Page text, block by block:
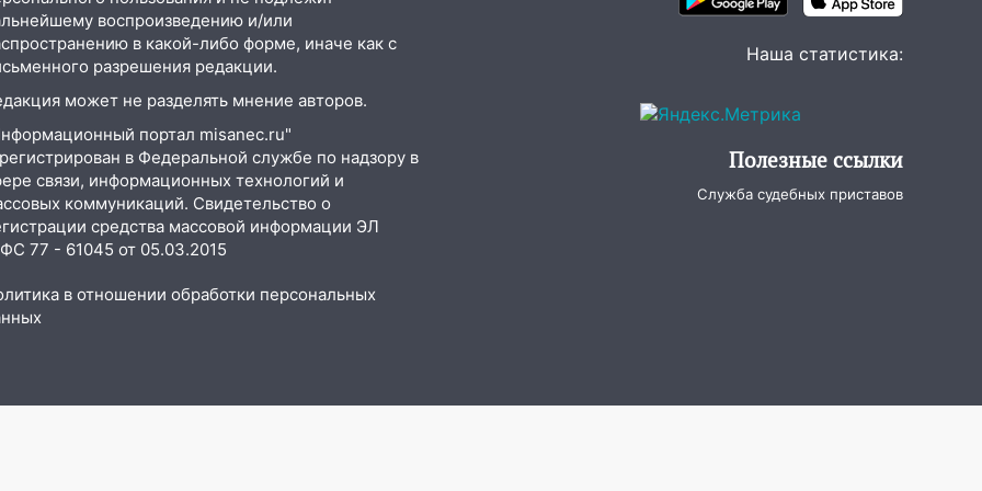
воспроизведению и/или
в какой-либо форме, иначе как с
разрешения редакции.
может не разделять мнение авторов.
портал misanec.ru"
в Федеральной службе по надзору в
связи, информационных технологий и
коммуникаций. Свидетельство о
средства массовой информации ЭЛ
77 - 61045 от 05.03.2015
в отношении обработки персональных
Наша статистика:
Полезные ссылки
Служба судебных приставов